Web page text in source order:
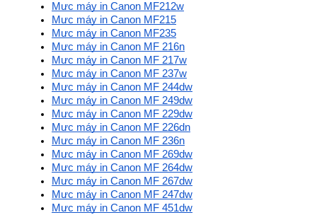
Mực máy in Canon MF212w
Mực máy in Canon MF215
Mực máy in Canon MF235
Mực máy in Canon MF 216n
Mực máy in Canon MF 217w
Mực máy in Canon MF 237w
Mực máy in Canon MF 244dw
Mực máy in Canon MF 249dw
Mực máy in Canon MF 229dw
Mực máy in Canon MF 226dn
Mực máy in Canon MF 236n
Mực máy in Canon MF 269dw
Mực máy in Canon MF 264dw
Mực máy in Canon MF 267dw
Mực máy in Canon MF 247dw
Mực máy in Canon MF 451dw